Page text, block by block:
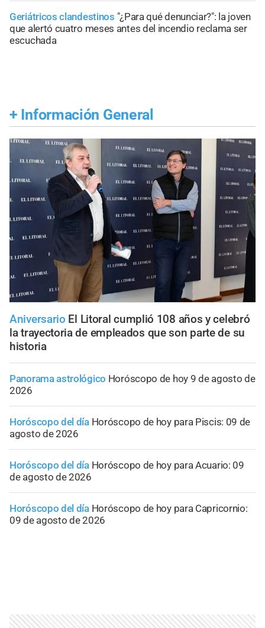
Geriátricos clandestinos "¿Para qué denunciar?": la joven
que alertó cuatro meses antes del incendio reclama ser
escuchada
+ Información General
Aniversario El Litoral cumplió 108 años y celebró
la trayectoria de empleados que son parte de su
historia
Panorama astrológico Horóscopo de hoy 9 de agosto de
2026
Horóscopo del día Horóscopo de hoy para Piscis: 09 de
agosto de 2026
Horóscopo del día Horóscopo de hoy para Acuario: 09
de agosto de 2026
Horóscopo del día Horóscopo de hoy para Capricornio:
09 de agosto de 2026